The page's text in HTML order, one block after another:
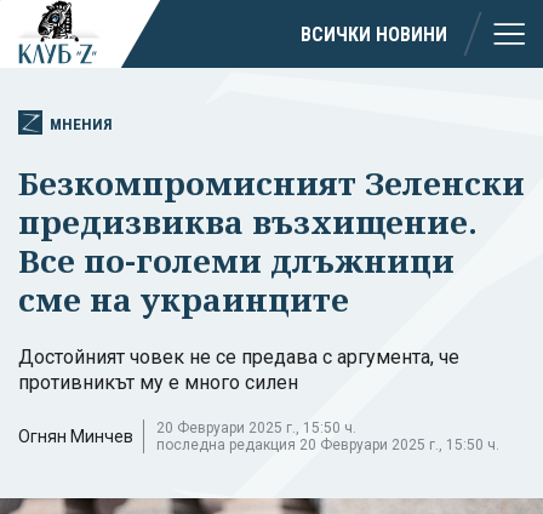
ВСИЧКИ НОВИНИ
МНЕНИЯ
Безкомпромисният Зеленски
предизвиква възхищение.
Все по-големи длъжници
сме на украинците
Достойният човек не се предава с аргумента, че
противникът му е много силен
Огнян Минчев
20 Февруари 2025 г., 15:50 ч.
последна редакция 20 Февруари 2025 г., 15:50 ч.